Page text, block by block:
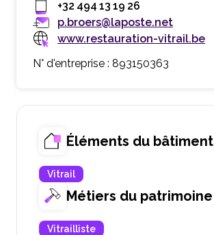
+32 494 13 19 26
p.broers@laposte.net
www.restauration-vitrail.be
N° d'entreprise : 893150363
Éléments du bâtiment
Vitrail
Métiers du patrimoine
Vitrailliste